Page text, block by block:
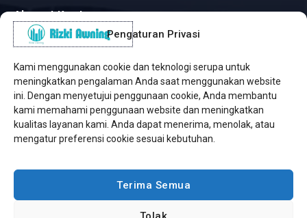
Pengaturan Privasi
Kami menggunakan cookie dan teknologi serupa untuk
meningkatkan pengalaman Anda saat menggunakan website
ini. Dengan menyetujui penggunaan cookie, Anda membantu
kami memahami penggunaan website dan meningkatkan
kualitas layanan kami. Anda dapat menerima, menolak, atau
mengatur preferensi cookie sesuai kebutuhan.
Terima Semua
Alamat Kantor
✆ WhatsApp / Telepon
Pusat Sukabumi
Sukamanis, Kadudampit, Sukabumi
Cabang Jakarta
Kembangan, Jakarta Barat
Sektor A3, Tangerang Selatan